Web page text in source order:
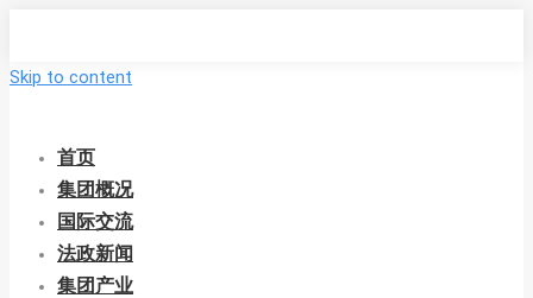
Skip to content
首页
集团概况
国际交流
法政新闻
集团产业